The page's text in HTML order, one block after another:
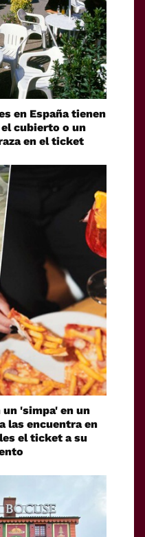
en España tienen
cubierto o un
en el ticket
'simpa' en un
las encuentra en
el ticket a su